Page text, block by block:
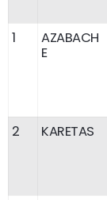
1
AZABACH
E
2 KARETAS